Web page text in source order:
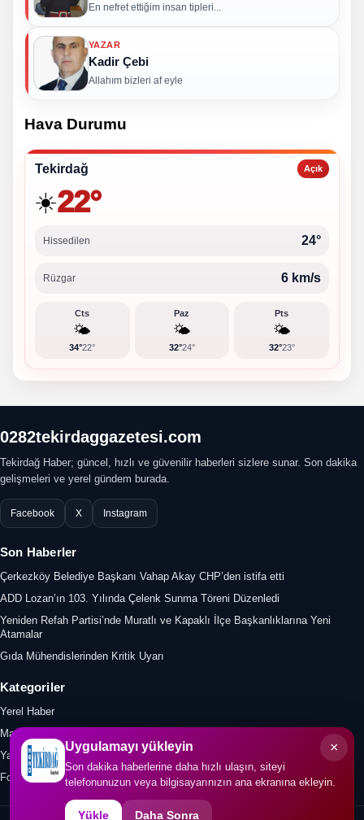
En nefret ettiğim insan tipleri...
YAZAR
Kadir Çebi
Allahım bizleri af eyle
Hava Durumu
Tekirdağ Açık
☀️22°
Hissedilen 24°
Rüzgar 6 km/s
Cts
🌤️
34°22°
Paz
🌤️
32°24°
Pts
🌤️
32°23°
0282tekirdaggazetesi.com
Tekirdağ Haber; güncel, hızlı ve güvenilir haberleri sizlere sunar. Son dakika
gelişmeleri ve yerel gündem burada.
Facebook X Instagram
Son Haberler
Çerkezköy Belediye Başkanı Vahap Akay CHP’den istifa etti
ADD Lozan’ın 103. Yılında Çelenk Sunma Töreni Düzenledi
Yeniden Refah Partisi’nde Muratlı ve Kapaklı İlçe Başkanlıklarına Yeni
Atamalar
Gıda Mühendislerinden Kritik Uyarı
Kategoriler
Yerel Haber
Manşet
Yazar
Foto Galeri
×
Uygulamayı yükleyin
Son dakika haberlerine daha hızlı ulaşın, siteyi
telefonunuzun veya bilgisayarınızın ana ekranına ekleyin.
Yükle Daha Sonra